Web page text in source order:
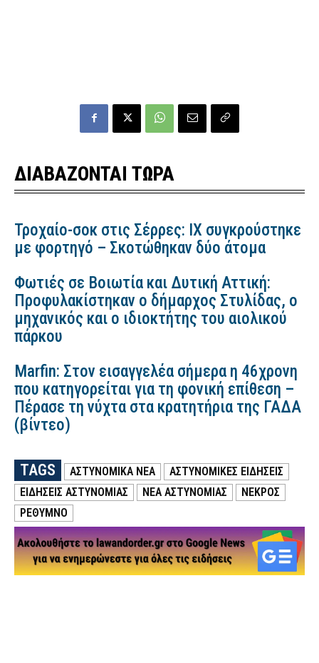
ΔΙΑΒΑΖΟΝΤΑΙ ΤΩΡΑ
Τροχαίο-σοκ στις Σέρρες: ΙΧ συγκρούστηκε
με φορτηγό – Σκοτώθηκαν δύο άτομα
Φωτιές σε Βοιωτία και Δυτική Αττική:
Προφυλακίστηκαν ο δήμαρχος Στυλίδας, ο
μηχανικός και ο ιδιοκτήτης του αιολικού
πάρκου
Marfin: Στον εισαγγελέα σήμερα η 46χρονη
που κατηγορείται για τη φονική επίθεση –
Πέρασε τη νύχτα στα κρατητήρια της ΓΑΔΑ
(βίντεο)
TAGS ΑΣΤΥΝΟΜΙΚΑ ΝΕΑ
ΑΣΤΥΝΟΜΙΚΕΣ ΕΙΔΗΣΕΙΣ
ΕΙΔΗΣΕΙΣ ΑΣΤΥΝΟΜΙΑΣ
ΝΕΑ ΑΣΤΥΝΟΜΙΑΣ
ΝΕΚΡΟΣ
ΡΕΘΥΜΝΟ